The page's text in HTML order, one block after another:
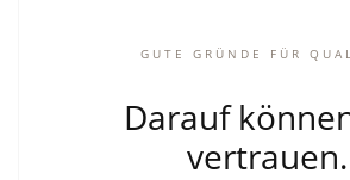
GUTE GRÜNDE FÜR
Darauf
vertrauen.